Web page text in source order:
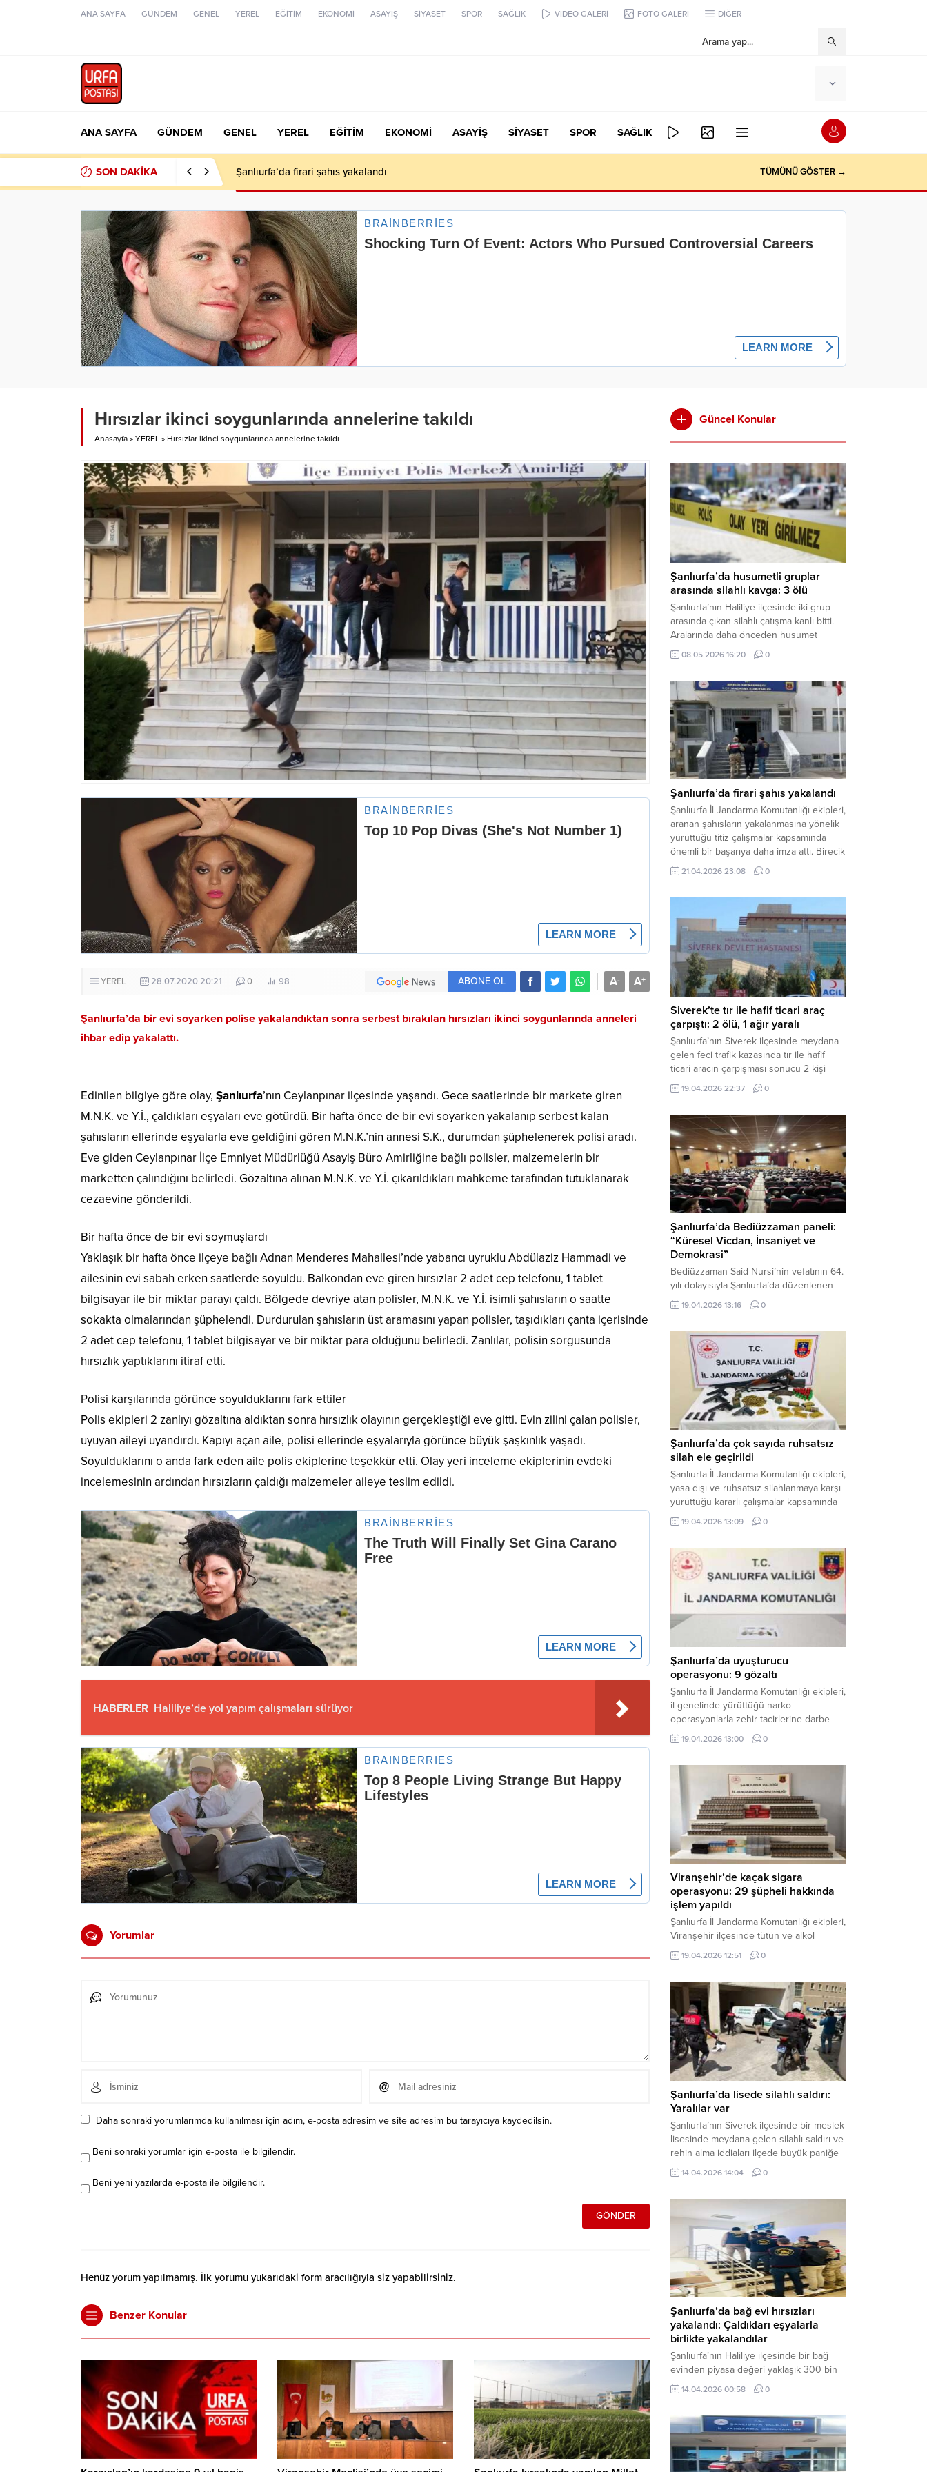
ANA SAYFA GÜNDEM GENEL YEREL EĞİTİM EKONOMİ ASAYİŞ SİYASET SPOR SAĞLIK VİDEO GALERİ FOTO GALERİ DİĞER
ANA SAYFA GÜNDEM GENEL YEREL EĞİTİM EKONOMİ ASAYİŞ SİYASET SPOR SAĞLIK
SON DAKİKA Şanlıurfa’da firari şahıs yakalandı TÜMÜNÜ GÖSTER →
Hırsızlar ikinci soygunlarında annelerine takıldı
Anasayfa » YEREL » Hırsızlar ikinci soygunlarında annelerine takıldı
YEREL 28.07.2020 20:21 0 98 A+
A-
ABONE OL
Şanlıurfa’da bir evi soyarken polise yakalandıktan sonra serbest bırakılan hırsızları ikinci soygunlarında anneleri
ihbar edip yakalattı.
Edinilen bilgiye göre olay, Şanlıurfa’nın Ceylanpınar ilçesinde yaşandı. Gece saatlerinde bir markete giren
M.N.K. ve Y.İ., çaldıkları eşyaları eve götürdü. Bir hafta önce de bir evi soyarken yakalanıp serbest kalan
şahısların ellerinde eşyalarla eve geldiğini gören M.N.K.’nin annesi S.K., durumdan şüphelenerek polisi aradı.
Eve giden Ceylanpınar İlçe Emniyet Müdürlüğü Asayiş Büro Amirliğine bağlı polisler, malzemelerin bir
marketten çalındığını belirledi. Gözaltına alınan M.N.K. ve Y.İ. çıkarıldıkları mahkeme tarafından tutuklanarak
cezaevine gönderildi.
Bir hafta önce de bir evi soymuşlardı
Yaklaşık bir hafta önce ilçeye bağlı Adnan Menderes Mahallesi’nde yabancı uyruklu Abdülaziz Hammadi ve
ailesinin evi sabah erken saatlerde soyuldu. Balkondan eve giren hırsızlar 2 adet cep telefonu, 1 tablet
bilgisayar ile bir miktar parayı çaldı. Bölgede devriye atan polisler, M.N.K. ve Y.İ. isimli şahısların o saatte
sokakta olmalarından şüphelendi. Durdurulan şahısların üst aramasını yapan polisler, taşıdıkları çanta içerisinde
2 adet cep telefonu, 1 tablet bilgisayar ve bir miktar para olduğunu belirledi. Zanlılar, polisin sorgusunda
hırsızlık yaptıklarını itiraf etti.
Polisi karşılarında görünce soyulduklarını fark ettiler
Polis ekipleri 2 zanlıyı gözaltına aldıktan sonra hırsızlık olayının gerçekleştiği eve gitti. Evin zilini çalan polisler,
uyuyan aileyi uyandırdı. Kapıyı açan aile, polisi ellerinde eşyalarıyla görünce büyük şaşkınlık yaşadı.
Soyulduklarını o anda fark eden aile polis ekiplerine teşekkür etti. Olay yeri inceleme ekiplerinin evdeki
incelemesinin ardından hırsızların çaldığı malzemeler aileye teslim edildi.
HABERLER Haliliye’de yol yapım çalışmaları sürüyor
Yorumlar
Daha sonraki yorumlarımda kullanılması için adım, e-posta adresim ve site adresim bu tarayıcıya kaydedilsin.
Beni sonraki yorumlar için e-posta ile bilgilendir.
Beni yeni yazılarda e-posta ile bilgilendir.
Henüz yorum yapılmamış. İlk yorumu yukarıdaki form aracılığıyla siz yapabilirsiniz.
Benzer Konular
Güncel Konular
Şanlıurfa’da husumetli gruplar
arasında silahlı kavga: 3 ölü
Şanlıurfa’nın Haliliye ilçesinde iki grup
arasında çıkan silahlı çatışma kanlı bitti.
Aralarında daha önceden husumet
olduğu öğrenilen tarafların kavgası
neticesinde 3 kişi olay yerinde yaşamını
ilçesine bağlı kırsal Konaç Mahallesi’nde
meydana geldi. Edinilen bilgilere göre,
aralarında husumet bulunan iki grup
arasında henüz belirlenemeyen bir...
08.05.2026 16:20 0
Şanlıurfa’da firari şahıs yakalandı
Şanlıurfa İl Jandarma Komutanlığı ekipleri,
aranan şahısların yakalanmasına yönelik
yürüttüğü titiz çalışmalar kapsamında
önemli bir başarıya daha imza attı. Birecik
ilçesinde düzenlenen operasyonla,
hakkında kesinleşmiş hapis cezası
teslim edildi. Haber Merkezi – Şanlıurfa
Valiliği İl Basın ve Halkla İlişkiler
Müdürlüğü tarafından yapılan açıklamaya
göre; İl...
21.04.2026 23:08 0
Siverek’te tır ile hafif ticari araç
çarpıştı: 2 ölü, 1 ağır yaralı
Şanlıurfa’nın Siverek ilçesinde meydana
gelen feci trafik kazasında tır ile hafif
ticari aracın çarpışması sonucu 2 kişi
yaşamını yitirdi, 1 kişi ise ağır yaralandı.
Haber Merkezi – Siverek-Adıyaman kara
çarpışması sonucu meydana gelen
kazada can pazarı yaşandı. Kafa Kafaya
Çarpıştılar Edinilen bilgilere göre,
Hüseyin Çelik (29)...
19.04.2026 22:37 0
Şanlıurfa’da Bediüzzaman paneli:
“Küresel Vicdan, İnsaniyet ve
Demokrasi”
Bediüzzaman Said Nursi’nin vefatının 64.
yılı dolayısıyla Şanlıurfa’da düzenlenen
panelde, günümüzün manevi ve
toplumsal sorunlarına Risale-i Nur
Necmettin Cevheri Kültür Merkezi’nde
gerçekleştirilen “Küresel Vicdan,
İnsaniyet ve Demokrasi” başlıklı panel,
hürriyet, adalet ve hukuk vurgularıyla
yoğun katılıma sahne oldu. Haber
Merkezi – Bediüzzaman Eğitim Kültür ve
Sanat...
19.04.2026 13:16 0
Şanlıurfa’da çok sayıda ruhsatsız
silah ele geçirildi
Şanlıurfa İl Jandarma Komutanlığı ekipleri,
yasa dışı ve ruhsatsız silahlanmaya karşı
yürüttüğü kararlı çalışmalar kapsamında
Bozova ilçesinde bir ikamete operasyon
düzenledi. Yapılan aramada çok sayıda
mühimmat ele geçirildi. Haber Merkezi –
Şanlıurfa Valiliği İl Basın ve Halkla İlişkiler
Müdürlüğü tarafından yapılan açıklamaya
göre; 17 Nisan...
19.04.2026 13:09 0
Şanlıurfa’da uyuşturucu
operasyonu: 9 gözaltı
Şanlıurfa İl Jandarma Komutanlığı ekipleri,
il genelinde yürüttüğü narko-
operasyonlarla zehir tacirlerine darbe
indirdi. Üç ilçede eş zamanlı
gerçekleştirilen faaliyetlerde çeşitli
şüpheli hakkında adli işlem başlatıldı.
Haber Merkezi – Şanlıurfa Valiliği İl Basın
ve Halkla İlişkiler Müdürlüğü’nden yapılan
açıklamaya göre, İl Jandarma Komutanlığı
tarafından “Narkotik Suçlarla...
19.04.2026 13:00 0
Viranşehir’de kaçak sigara
operasyonu: 29 şüpheli hakkında
işlem yapıldı
Şanlıurfa İl Jandarma Komutanlığı ekipleri,
Viranşehir ilçesinde tütün ve alkol
kaçakçılığına yönelik yürüttüğü kapsamlı
çalışmalar neticesinde binlerce paket
Operasyon kapsamında çok sayıda şahıs
hakkında adli süreç başlatıldı. Haber
Merkezi – Şanlıurfa Valiliği bünyesinde İl
Jandarma Komutanlığı tarafından
gerçekleştirilen “Tütün ve Alkol
Kaçakçılarına Yönelik Çalışmalar” tüm...
19.04.2026 12:51 0
Şanlıurfa’da lisede silahlı saldırı:
Yaralılar var
Şanlıurfa’nın Siverek ilçesinde bir meslek
lisesinde meydana gelen silahlı saldırı ve
rehin alma iddiaları ilçede büyük paniğe
neden oldu. Olay yerine çok sayıda özel
harekat polisi ve sağlık ekibi sevk
çalışmaları devam ediyor. Haber Merkezi
– Siverek ilçesi Hasan Çelebi
Mahallesi’nde bulunan Ahmet Koyuncu
Mesleki...
14.04.2026 14:04 0
Şanlıurfa’da bağ evi hırsızları
yakalandı: Çaldıkları eşyalarla
birlikte yakalandılar
Şanlıurfa’nın Haliliye ilçesinde bir bağ
evinden piyasa değeri yaklaşık 300 bin
TL olan eşyaları çalan şüpheliler,
jandarmanın başarılı operasyonuyla
şüpheliden 2’si tutuklanarak cezaevine
gönderildi. Haber Merkezi – Şanlıurfa İl
Jandarma Komutanlığı, “Faili Meçhul
Hırsızlık Olaylarının Aydınlatılmasına”
14.04.2026 00:58 0